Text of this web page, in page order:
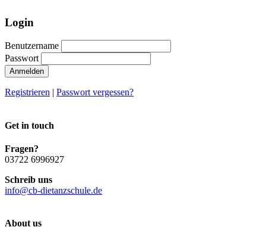
Login
Benutzername
Passwort
Anmelden
Registrieren |Passwort vergessen?
Get in touch
Fragen?
03722 6996927
Schreib uns
info@cb-dietanzschule.de
About us